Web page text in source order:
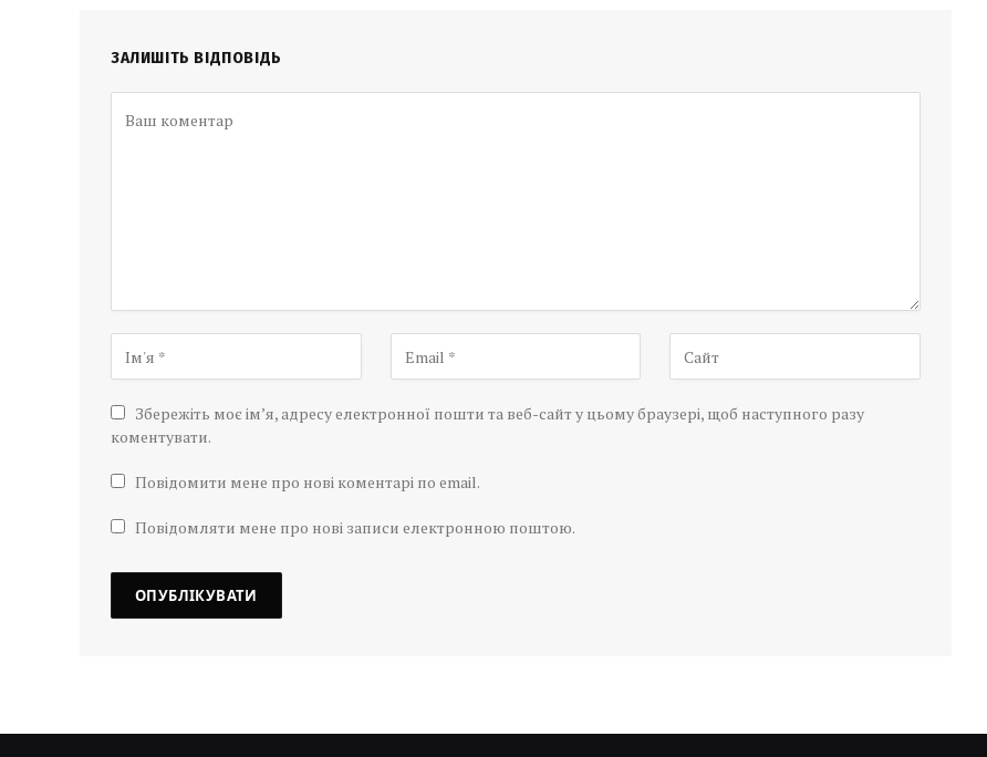
ЗАЛИШІТЬ ВІДПОВІДЬ
Збережіть моє ім’я, адресу електронної пошти та веб-сайт у цьому браузері, щоб наступного разу
коментувати.
Повідомити мене про нові коментарі по email.
Повідомляти мене про нові записи електронною поштою.